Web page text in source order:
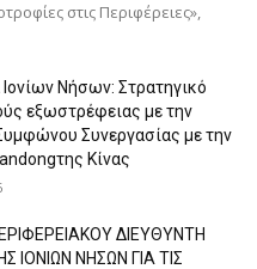
στις Περιφέρειες»,
Ιονίων Νήσων: Στρατηγικό
εξωστρέφειας με την
Συνεργασίας με την
Κίνας
ΔΙΕΥΘΥΝΤΗ
ΙΟΝΙΩΝ ΝΗΣΩΝ ΓΙΑ ΤΙΣ